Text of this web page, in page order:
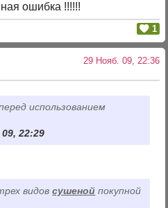
ошибка !!!!!!
1
29 Нояб. 09, 22:36
использованием
22:29
видовсушеной покупной